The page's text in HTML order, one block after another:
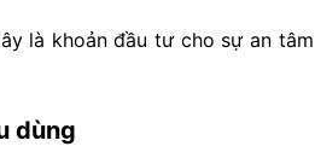
là khoản đầu tư cho sự an tâm
dùng